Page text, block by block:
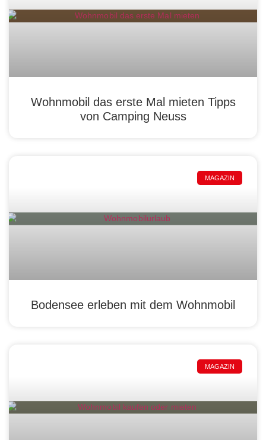
Wohnmobil das erste Mal mieten Tipps
von Camping Neuss
MAGAZIN
Bodensee erleben mit dem Wohnmobil
MAGAZIN